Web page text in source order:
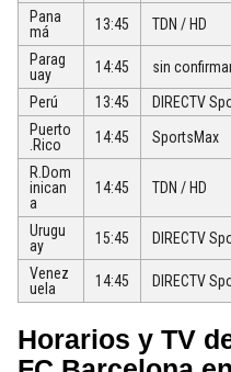
Pana
má
13:45
TDN / HD
Parag
uay
14:45
sin
Perú
13:45
DIRECTV
Puerto
.Rico
14:45
SportsMax
R.Dom
inican
a
14:45 TDN / HD
Urugu
ay
15:45
DIRECTV
Venez
uela
14:45 DIRECTV
Horarios y TV